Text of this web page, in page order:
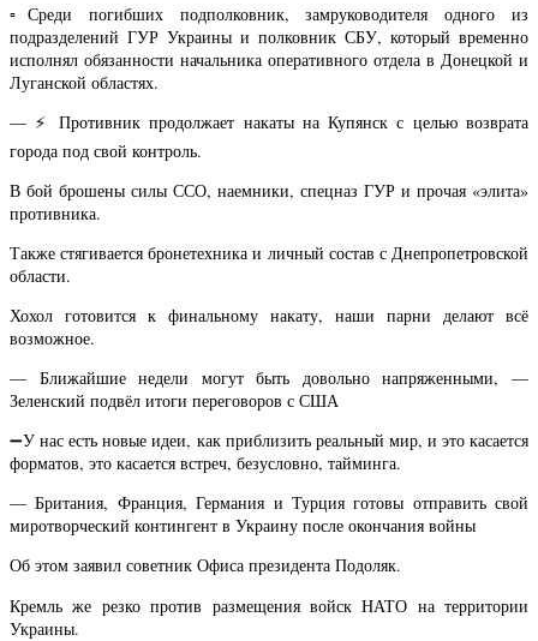
▫️Среди погибших подполковник, замруководителя одного из
подразделений ГУР Украины и полковник СБУ, который временно
исполнял обязанности начальника оперативного отдела в Донецкой и
Луганской областях.
— ⚡️ Противник продолжает накаты на Купянск с целью возврата
города под свой контроль.
В бой брошены силы ССО, наемники, спецназ ГУР и прочая «элита»
противника.
Также стягивается бронетехника и личный состав с Днепропетровской
области.
Хохол готовится к финальному накату, наши парни делают всё
возможное.
— Ближайшие недели могут быть довольно напряженными, —
Зеленский подвёл итоги переговоров с США
➖У нас есть новые идеи, как приблизить реальный мир, и это касается
форматов, это касается встреч, безусловно, тайминга.
— Британия, Франция, Германия и Турция готовы отправить свой
миротворческий контингент в Украину после окончания войны
Об этом заявил советник Офиса президента Подоляк.
Кремль же резко против размещения войск НАТО на территории
Украины.